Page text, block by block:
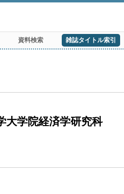
資料検索 雑誌タイトル索引
大学院経済学研究科